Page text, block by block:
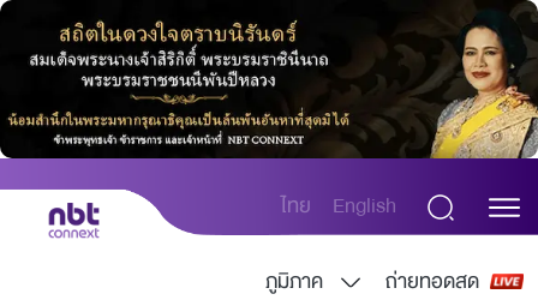
ไทย English
ภูมิภาค ถ่ายทอดสด